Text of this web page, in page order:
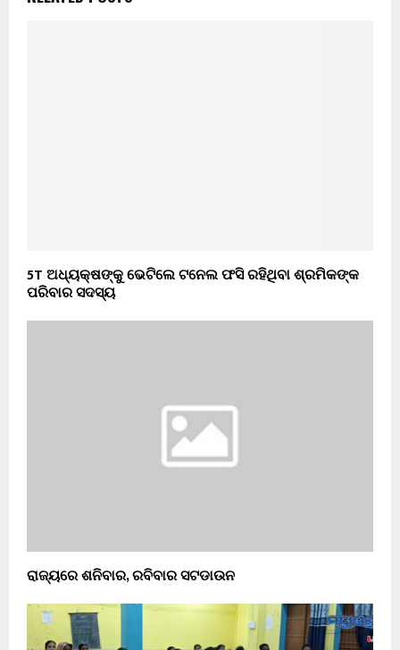
5T ଅଧ୍ୟକ୍ଷଙ୍କୁ ଭେଟିଲେ ଟନେଲ ଫସି ରହିଥିବା ଶ୍ରମିକଙ୍କ
ପରିବାର ସଦସ୍ୟ
ରାଜ୍ୟରେ ଶନିବାର, ରବିବାର ସଟଡାଉନ